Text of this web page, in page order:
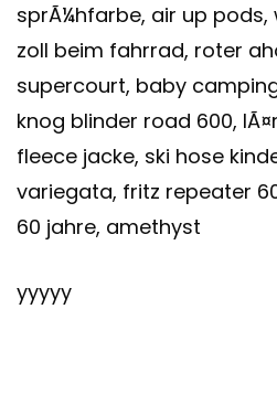
sprÃ¼hfarbe, air up
zoll beim fahrrad, roter
supercourt, baby
knog blinder road 600,
fleece jacke, ski hose
variegata, fritz repeater
60 jahre, amethyst
yyyyy